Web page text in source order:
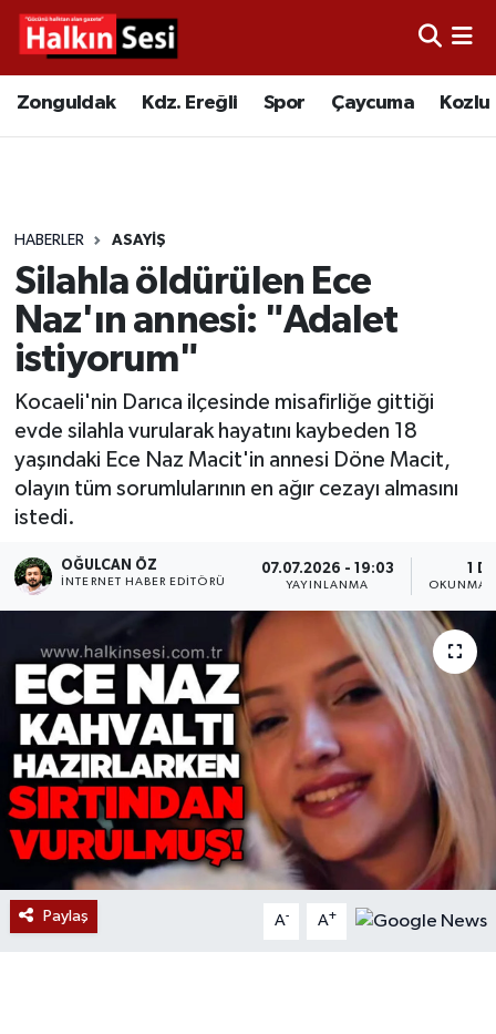
Zonguldak Kdz. Ereğli Spor Çaycuma Kozlu
HABERLER ASAYIŞ
Silahla öldürülen Ece
Naz'ın annesi: "Adalet
istiyorum"
Kocaeli'nin Darıca ilçesinde misafirliğe gittiği
evde silahla vurularak hayatını kaybeden 18
yaşındaki Ece Naz Macit'in annesi Döne Macit,
olayın tüm sorumlularının en ağır cezayı almasını
istedi.
OĞULCAN ÖZ
İNTERNET HABER EDITÖRÜ
07.07.2026 - 19:03
YAYINLANMA
1 DK
OKUNMA
Paylaş A- A+
Video
Çaycuma
Alaplı
Asayiş
Bartın
Karabük
ÇEVRE
BİLİM VE TEKNOLOJİ
DUNYA
Düzce
Eğitim
Ekonomi
Merkez Hava Durumu
Süper Lig Puan Durumu ve Fikstür
Tüm Manşetler
Son Dakika Haberleri
Haber Arşivi